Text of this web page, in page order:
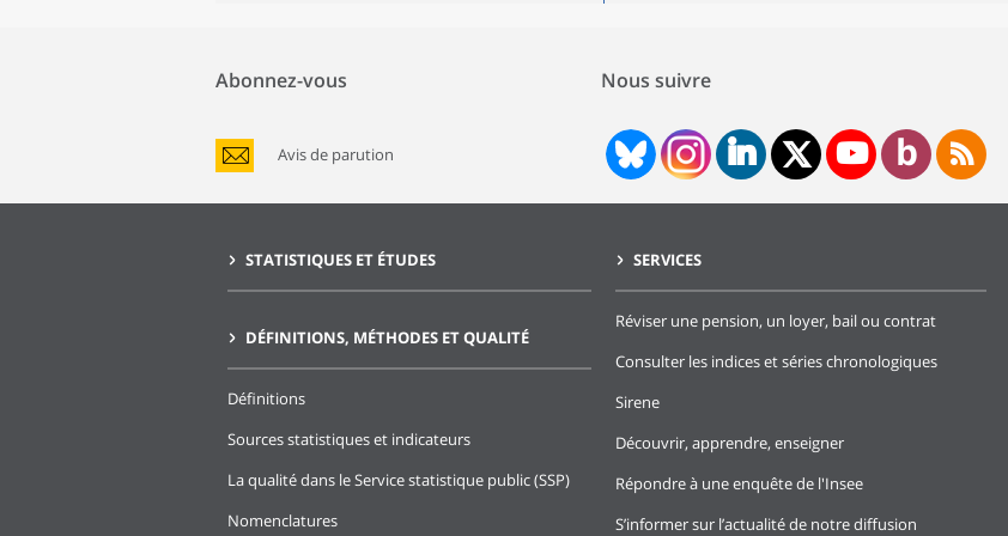
Abonnez-vous
Avis de parution
Nous suivre
STATISTIQUES ET ÉTUDES
DÉFINITIONS, MÉTHODES ET QUALITÉ
Définitions
Sources statistiques et indicateurs
La qualité dans le Service statistique public (SSP)
Nomenclatures
SERVICES
Réviser une pension, un loyer, bail ou contrat
Consulter les indices et séries chronologiques
Sirene
Découvrir, apprendre, enseigner
Répondre à une enquête de l'Insee
S’informer sur l’actualité de notre diffusion